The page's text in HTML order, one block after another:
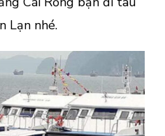
Lạn nhé.